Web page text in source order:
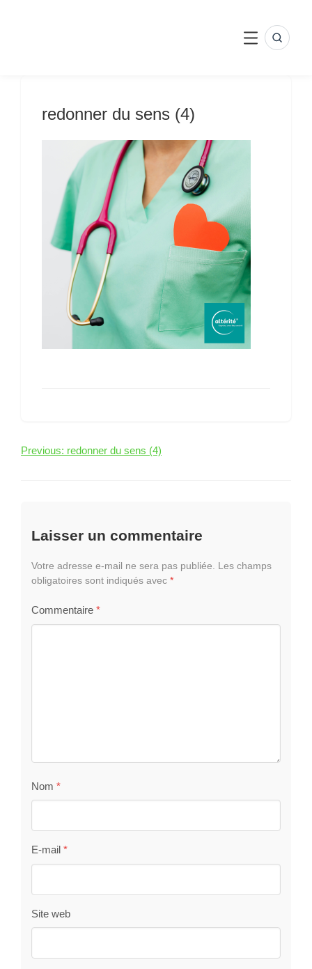
MENU
redonner du sens (4)
Navigation
Previous: redonner du sens (4)
Laisser un commentaire
Votre adresse e-mail ne sera pas publiée.
Les champs
obligatoires sont indiqués avec *
Commentaire *
Nom *
E-mail *
Site web